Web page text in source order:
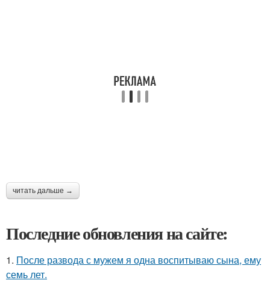
читать дальше →
Последние обновления на сайте:
1. После развода с мужем я одна воспитываю сына, ему
семь лет.